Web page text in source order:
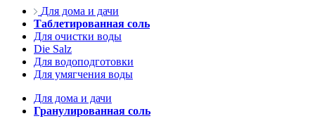
Для дома и дачи
Таблетированная соль
Для очистки воды
Die Salz
Для водоподготовки
Для умягчения воды
Для дома и дачи
Гранулированная соль